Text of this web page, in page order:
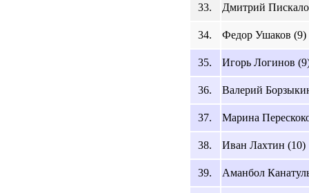
33. Дмитрий
34. Федор Ушаков (9)
35. Игорь Логинов
36. Валерий
37. Марина
38. Иван Лахтин (10)
39. Аманбол